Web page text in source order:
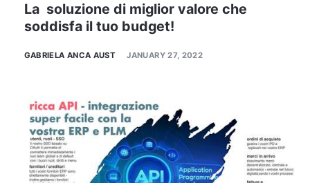
La soluzione di miglior valore che
soddisfa il tuo budget!
GABRIELA ANCA AUST JANUARY 27, 2022